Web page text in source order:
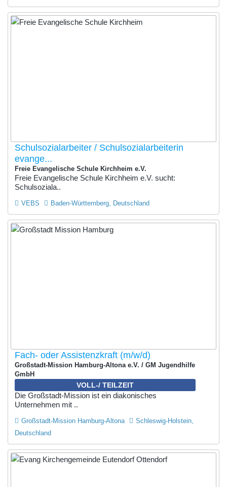
Schulsozialarbeiter / Schulsozialarbeiterin
evange...
Freie Evangelische Schule Kirchheim e.V.
Freie Evangelische Schule Kirchheim e.V. sucht:
Schulsoziala..
VEBS Baden-Württemberg, Deutschland
Fach- oder Assistenzkraft (m/w/d)
Großstadt-Mission Hamburg-Altona e.V. / GM Jugendhilfe
GmbH
VOLL-/ TEILZEIT
Die Großstadt-Mission ist ein diakonisches
Unternehmen mit ..
Großstadt-Mission Hamburg-Altona
Schleswig-Holstein,
Deutschland